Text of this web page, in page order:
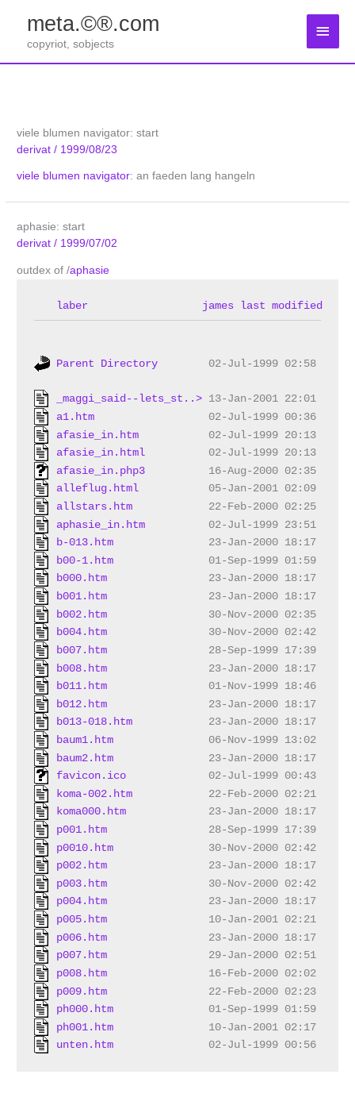
springen
meta.©®.com
copyriot, sobjects
viele blumen navigator: start
derivat/ 1999/08/23
viele blumen navigator: an faeden lang hangeln
aphasie: start
derivat/ 1999/07/02
outdex of /aphasie
laber james last modified
Parent Directory
02-Jul-1999 02:58
_maggi_said--lets_st..>
a1.htm
afasie_in.htm
afasie_in.html
afasie_in.php3
alleflug.html
allstars.htm
aphasie_in.htm
b-013.htm
b00-1.htm
b000.htm
b001.htm
b002.htm
b004.htm
b007.htm
b008.htm
b011.htm
b012.htm
b013-018.htm
baum1.htm
baum2.htm
favicon.ico
koma-002.htm
koma000.htm
p001.htm
p0010.htm
p002.htm
p003.htm
p004.htm
p005.htm
p006.htm
p007.htm
p008.htm
p009.htm
ph000.htm
ph001.htm
unten.htm
02-Jul-1999 00:56